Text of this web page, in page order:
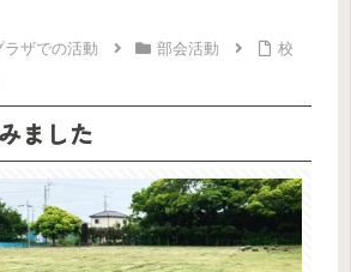
ラザでの活動 部会活動
校
ました